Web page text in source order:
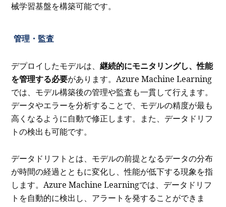
械学習基盤を構築可能です。
管理・監査
デプロイしたモデルは、継続的にモニタリングし、性能
を管理する必要があります。Azure Machine Learning
では、モデル構築後の管理や監査も一貫して行えます。
データやエラーを分析することで、モデルの精度が最も
高くなるように自動で修正します。また、データドリフ
トの検出も可能です。
データドリフトとは、モデルの前提となるデータの分布
が時間の経過とともに変化し、性能が低下する現象を指
します。Azure Machine Learningでは、データドリフ
トを自動的に検出し、アラートを発することができま